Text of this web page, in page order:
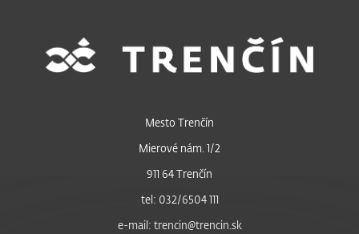
Mesto Trenčín
Mierové nám. 1/2
911 64 Trenčín
tel: 032/6504 111
e-mail: trencin@trencin.sk